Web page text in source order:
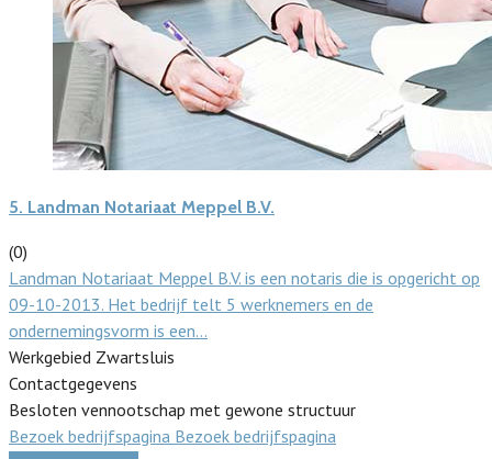
5. Landman Notariaat Meppel B.V.
(0)
Landman Notariaat Meppel B.V. is een notaris die is opgericht op
09-10-2013. Het bedrijf telt 5 werknemers en de
ondernemingsvorm is een…
Werkgebied Zwartsluis
Contactgegevens
Besloten vennootschap met gewone structuur
Bezoek bedrijfspagina Bezoek bedrijfspagina